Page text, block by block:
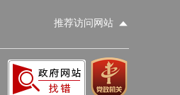
推荐访问网站
工业和信息化部